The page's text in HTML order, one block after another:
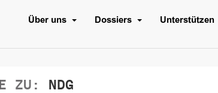
Über uns Dossiers Unterstützen
ZU: NDG